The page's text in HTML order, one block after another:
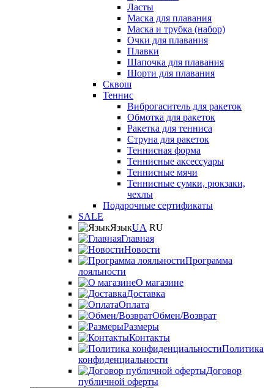
Ласты
Маска для плавания
Маска и трубка (набор)
Очки для плавания
Плавки
Шапочка для плавания
Шорти для плавания
Сквош
Теннис
Виброгаситель для ракеток
Обмотка для ракеток
Ракетка для тенниса
Струна для ракеток
Теннисная форма
Теннисные аксессуары
Теннисные мячи
Теннисные сумки, рюкзаки,
чехлы
Подарочные сертификаты
SALE
ЯзыкUA RU
Главная
Новости
Программа
лояльности
О магазине
Доставка
Оплата
Обмен/Возврат
Размеры
Контакты
Политика
конфиденциальности
Договор
публичной оферты